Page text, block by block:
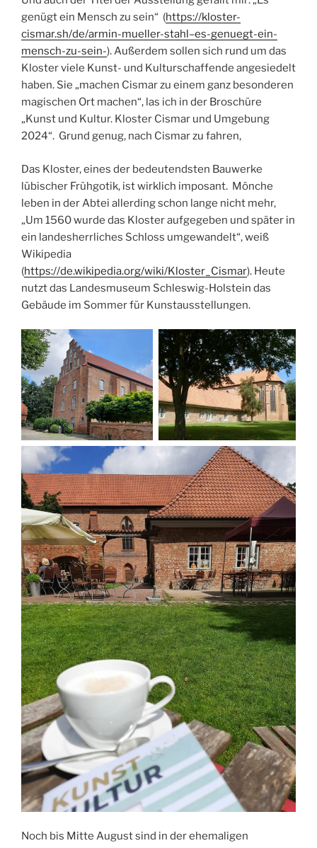
genügt ein Mensch zu sein“ (https://kloster-
cismar.sh/de/armin-mueller-stahl–es-genuegt-ein-
mensch-zu-sein-). Außerdem sollen sich rund um das
Kloster viele Kunst- und Kulturschaffende angesiedelt
haben. Sie „machen Cismar zu einem ganz besonderen
magischen Ort machen“, las ich in der Broschüre
„Kunst und Kultur. Kloster Cismar und Umgebung
2024“. Grund genug, nach Cismar zu fahren,
Das Kloster, eines der bedeutendsten Bauwerke
lübischer Frühgotik, ist wirklich imposant. Mönche
leben in der Abtei allerding schon lange nicht mehr,
„Um 1560 wurde das Kloster aufgegeben und später in
ein landesherrliches Schloss umgewandelt“, weiß
Wikipedia
(https://de.wikipedia.org/wiki/Kloster_Cismar). Heute
nutzt das Landesmuseum Schleswig-Holstein das
Gebäude im Sommer für Kunstausstellungen.
Noch bis Mitte August sind in der ehemaligen